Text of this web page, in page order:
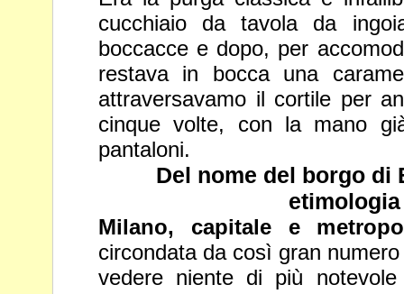
cucchiaio da tavola da
boccacce e dopo, per
restava in bocca una
attraversavamo il cortile per
cinque volte, con la mano
pantaloni.
Del nome del borgo di
etimologia
Milano, capitale e
circondata da così gran
vedere niente di più